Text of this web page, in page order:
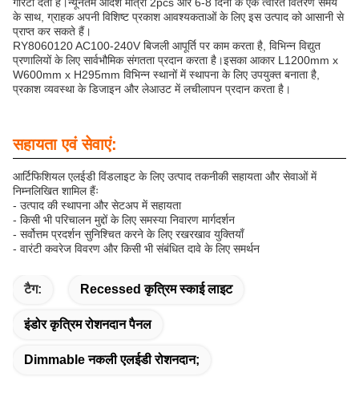
के साथ, ग्राहक अपनी विशिष्ट प्रकाश आवश्यकताओं के लिए इस उत्पाद को आसानी से
प्राप्त कर सकते हैं।
RY8060120 AC100-240V बिजली आपूर्ति पर काम करता है, विभिन्न विद्युत
प्रणालियों के लिए सार्वभौमिक संगतता प्रदान करता है।इसका आकार L1200mm x
W600mm x H295mm विभिन्न स्थानों में स्थापना के लिए उपयुक्त बनाता है,
प्रकाश व्यवस्था के डिजाइन और लेआउट में लचीलापन प्रदान करता है।
सहायता एवं सेवाएं:
आर्टिफिशियल एलईडी विंडलाइट के लिए उत्पाद तकनीकी सहायता और सेवाओं में
निम्नलिखित शामिल हैंः
- उत्पाद की स्थापना और सेटअप में सहायता
- किसी भी परिचालन मुद्दों के लिए समस्या निवारण मार्गदर्शन
- सर्वोत्तम प्रदर्शन सुनिश्चित करने के लिए रखरखाव युक्तियाँ
- वारंटी कवरेज विवरण और किसी भी संबंधित दावे के लिए समर्थन
टैग: Recessed कृत्रिम स्काई लाइट
इंडोर कृत्रिम रोशनदान पैनल
Dimmable नकली एलईडी रोशनदान;